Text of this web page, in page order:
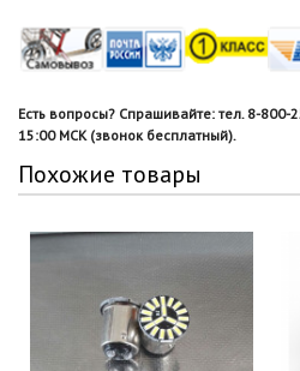
Есть вопросы? Спрашивайте: тел. 8-
15:00 МСК (звонок бесплатный).
Похожие товары